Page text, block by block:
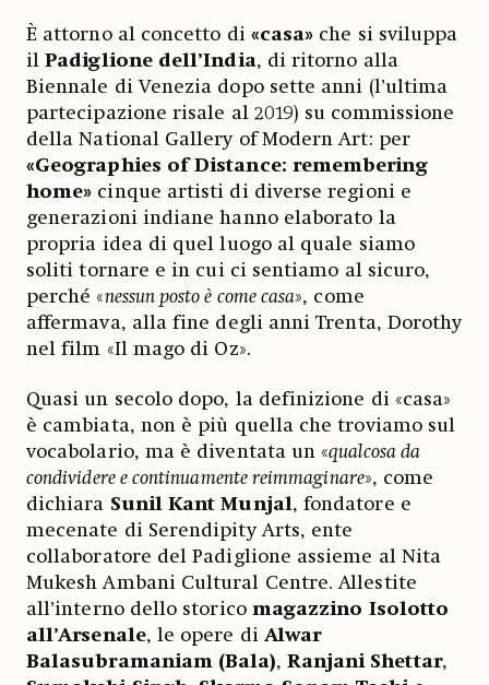
È attorno al concetto di «casa» che si sviluppa
ilPadiglione dell’India, di ritorno alla
Biennale di Venezia dopo sette anni (l’ultima
partecipazione risale al 2019) su commissione
della National Gallery of Modern Art: per
«Geographies of Distance: remembering
home» cinque artisti di diverse regioni e
generazioni indiane hanno elaborato la
propria idea di quel luogo al quale siamo
soliti tornare e in cui ci sentiamo al sicuro,
perché «nessun posto è come casa», come
affermava, alla fine degli anni Trenta, Dorothy
nel film «Il mago di Oz».
Quasi un secolo dopo, la definizione di «casa»
è cambiata, non è più quella che troviamo sul
vocabolario, ma è diventata un «qualcosa da
condividere e continuamente reimmaginare», come
dichiara Sunil Kant Munjal, fondatore e
mecenate di Serendipity Arts, ente
collaboratore del Padiglione assieme al Nita
Mukesh Ambani Cultural Centre. Allestite
all’interno dello storico magazzino Isolotto
all’Arsenale, le opere di Alwar
Balasubramaniam (Bala), Ranjani Shettar,